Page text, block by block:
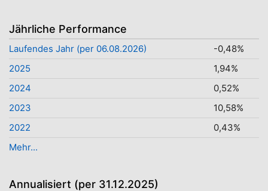
Jährliche Performance
Laufendes Jahr (per 06.08.2026)
-0,48%
2025
1,94%
2024
0,52%
2023
10,58%
2022
0,43%
Mehr...
Annualisiert (per 31.12.2025)